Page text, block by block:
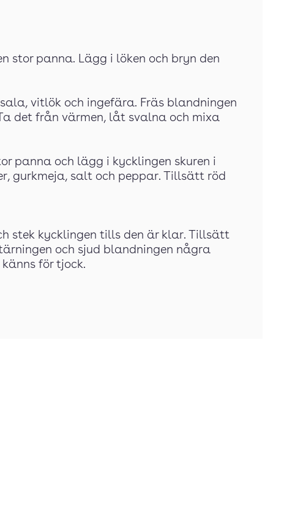
stor panna. Lägg i löken och bryn den
vitlök och ingefära. Fräs blandningen
det från värmen, låt svalna och mixa
panna och lägg i kycklingen skuren i
gurkmeja, salt och peppar. Tillsätt röd
stek kycklingen tills den är klar. Tillsätt
och sjud blandningen några
för tjock.